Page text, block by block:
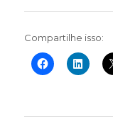
Compartilhe isso: